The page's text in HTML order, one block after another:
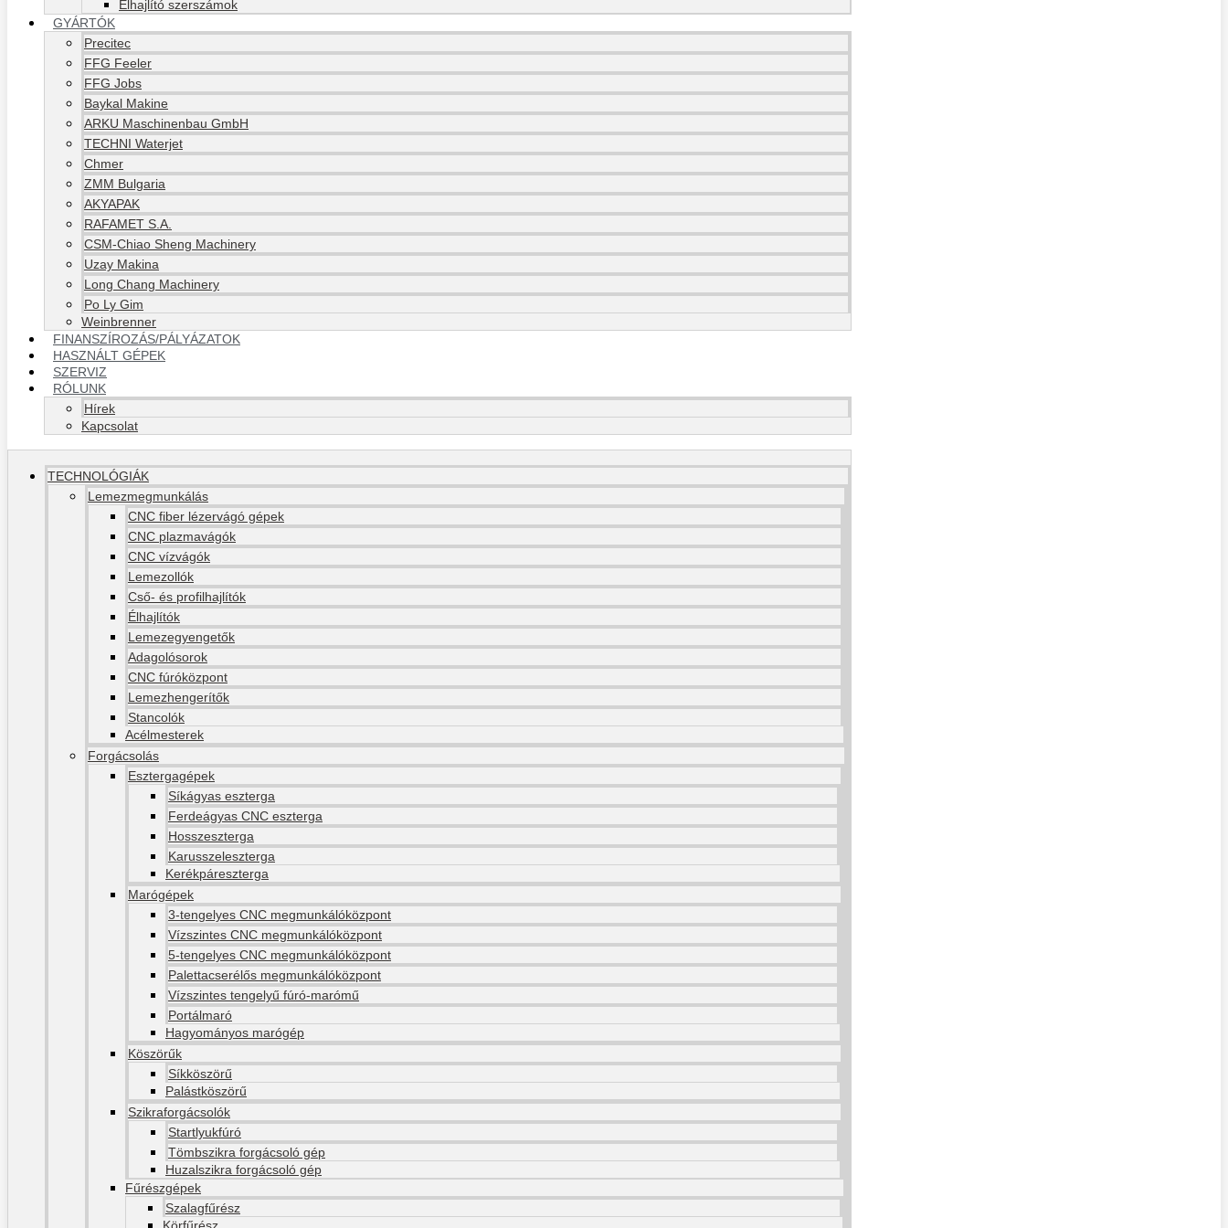
Élhajlító szerszámok
GYÁRTÓK
Precitec
FFG Feeler
FFG Jobs
Baykal Makine
ARKU Maschinenbau GmbH
TECHNI Waterjet
Chmer
ZMM Bulgaria
AKYAPAK
RAFAMET S.A.
CSM-Chiao Sheng Machinery
Uzay Makina
Long Chang Machinery
Po Ly Gim
Weinbrenner
FINANSZÍROZÁS/PÁLYÁZATOK
HASZNÁLT GÉPEK
SZERVIZ
RÓLUNK
Hírek
Kapcsolat
TECHNOLÓGIÁK
Lemezmegmunkálás
CNC fiber lézervágó gépek
CNC plazmavágók
CNC vízvágók
Lemezollók
Cső- és profilhajlítók
Élhajlítók
Lemezegyengetők
Adagolósorok
CNC fúróközpont
Lemezhengerítők
Stancolók
Acélmesterek
Forgácsolás
Esztergagépek
Síkágyas eszterga
Ferdeágyas CNC eszterga
Hosszeszterga
Karusszeleszterga
Kerékpáreszterga
Marógépek
3-tengelyes CNC megmunkálóközpont
Vízszintes CNC megmunkálóközpont
5-tengelyes CNC megmunkálóközpont
Palettacserélős megmunkálóközpont
Vízszintes tengelyű fúró-marómű
Portálmaró
Hagyományos marógép
Köszörűk
Síkköszörű
Palástköszörű
Szikraforgácsolók
Startlyukfúró
Tömbszikra forgácsoló gép
Huzalszikra forgácsoló gép
Fűrészgépek
Szalagfűrész